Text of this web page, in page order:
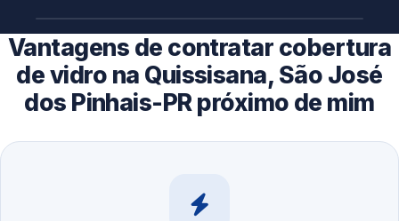
Vantagens de contratar cobertura
de vidro na Quissisana, São José
dos Pinhais-PR próximo de mim